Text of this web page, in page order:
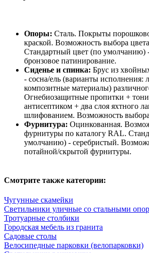
Опоры: Cталь. Покрыты
краской. Возможность выбора
Стандартный цвет (по умолчанию)
бронзовое патинирование.
Сиденье и спинка: Брус из
- сосна/ель (варианты исполнения:
композитные материалы)
Огнебиозащитные пропитки +
антисептиком + два слоя яхтного
шлифованием. Возможность
Фурнитура: Оцинкованная.
фурнитуры по каталогу RAL.
умолчанию) - серебристый.
потайной/скрытой фурнитуры.
Смотрите также категории:
Чугунные скамейки
Светильники уличные со стальными
Тротуарные столбики
Городская мебель из гранита
Садовые столы
Велосипедные парковки (велопарковки)